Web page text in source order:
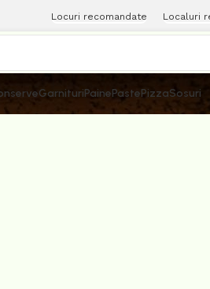
Locuri recomandate Localuri
GarnituriPainePastePizzaSosuri